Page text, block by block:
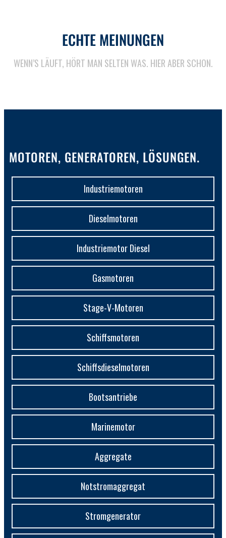
ECHTE MEINUNGEN
WENN’S LÄUFT, HÖRT MAN SELTEN WAS. HIER ABER SCHON.
MOTOREN, GENERATOREN, LÖSUNGEN.
Industriemotoren
Dieselmotoren
Industriemotor Diesel
Gasmotoren
Stage-V-Motoren
Schiffsmotoren
Schiffsdieselmotoren
Bootsantriebe
Marinemotor
Aggregate
Notstromaggregat
Stromgenerator